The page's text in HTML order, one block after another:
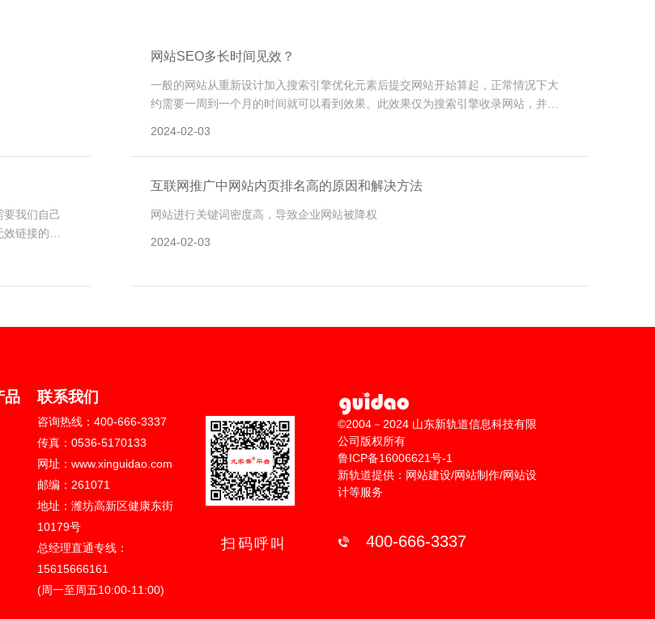
网站SEO多长时间见效？
一般的网站从重新设计加入搜索引擎优化元素后提交网站开始算起，正常情况下大
约需要一周到一个月的时间就可以看到效果。此效果仅为搜索引擎收录网站，并有
2024-02-03
我们自己
效链接的
互联网推广中网站内页排名高的原因和解决方法
网站进行关键词密度高，导致企业网站被降权
2024-02-03
号
作/网站设计等服务
品 联系我们
咨询热线：400-666-3337
传真：0536-5170133
网址：www.xinguidao.com
邮编：261071
地址：潍坊高新区健康东街
10179号
总经理直通专线：
15615666161
(周一至周五10:00-11:00)
扫码呼叫
©2004－2024 山东新轨道信息科技有限
公司版权所有
鲁ICP备16006621号-1
新轨道提供：网站建设/网站制作/网站设
计等服务
400-666-3337